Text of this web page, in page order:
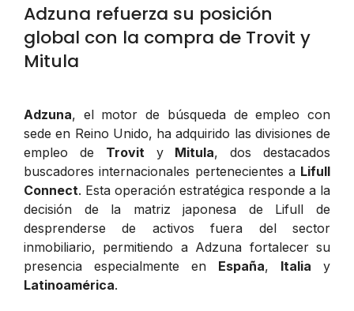
Adzuna refuerza su posición
global con la compra de Trovit y
Mitula
Adzuna, el motor de búsqueda de empleo con
sede en Reino Unido, ha adquirido las divisiones de
empleo de Trovit y Mitula, dos destacados
buscadores internacionales pertenecientes a Lifull
Connect. Esta operación estratégica responde a la
decisión de la matriz japonesa de Lifull de
desprenderse de activos fuera del sector
inmobiliario, permitiendo a Adzuna fortalecer su
presencia especialmente en España, Italia y
Latinoamérica.